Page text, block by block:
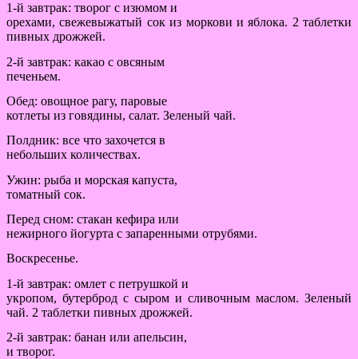
1-й завтрак: творог с изюмом и
орехами, свежевыжатый сок из моркови и яблока. 2 таблетки
пивных дрожжей.
2-й завтрак: какао с овсяным
печеньем.
Обед: овощное рагу, паровые
котлеты из говядины, салат. Зеленый чай.
Полдник: все что захочется в
небольших количествах.
Ужин: рыба и морская капуста,
томатный сок.
Перед сном: стакан кефира или
нежирного йогурта с запаренными отрубями.
Воскресенье.
1-й завтрак: омлет с петрушкой и
укропом, бутерброд с сыром и сливочным маслом. Зеленый
чай. 2 таблетки пивных дрожжей.
2-й завтрак: банан или апельсин,
и творог.